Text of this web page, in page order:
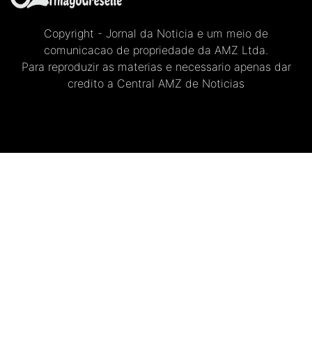
Copyright - Jornal da Noticia e um meio de
comunicacao de propriedade da AMZ Ltda.
Para reproduzir as materias e necessario apenas dar
credito a Central AMZ de Noticias